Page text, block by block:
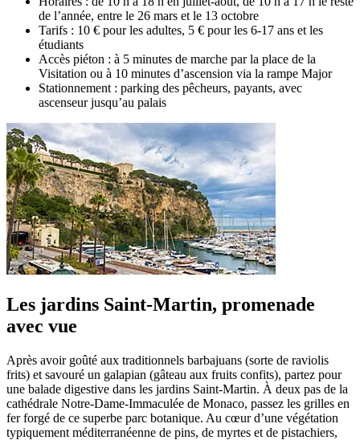
de l’année, entre le 26 mars et le 13 octobre
Tarifs : 10 € pour les adultes, 5 € pour les 6-17 ans et les
étudiants
Accès piéton : à 5 minutes de marche par la place de la
Visitation ou à 10 minutes d’ascension via la rampe Major
Stationnement : parking des pêcheurs, payants, avec
ascenseur jusqu’au palais
Les jardins Saint-Martin, promenade
avec vue
Après avoir goûté aux traditionnels barbajuans (sorte de raviolis
frits) et savouré un galapian (gâteau aux fruits confits), partez pour
une balade digestive dans les jardins Saint-Martin. À deux pas de la
cathédrale Notre-Dame-Immaculée de Monaco, passez les grilles en
fer forgé de ce superbe parc botanique. Au cœur d’une végétation
typiquement méditerranéenne de pins, de myrtes et de pistachiers,